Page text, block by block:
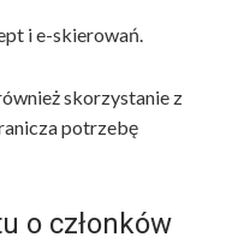
i e-skierowań.
skorzystanie z
potrzebę
o członków